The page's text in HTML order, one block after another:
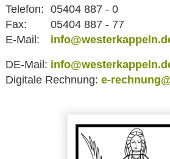
Telefon: 05404 887 - 0
Fax:
05404 887 - 77
E-Mail:
DE-Mail:
Digitale Rechnung: e-